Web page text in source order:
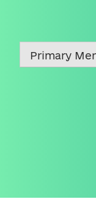
Primary